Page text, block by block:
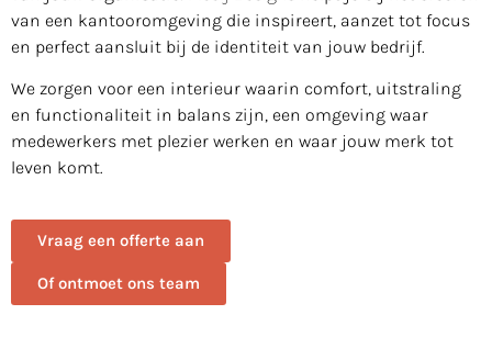
van een kantooromgeving die inspireert, aanzet tot focus
en perfect aansluit bij de identiteit van jouw bedrijf.
We zorgen voor een interieur waarin comfort, uitstraling
en functionaliteit in balans zijn, een omgeving waar
medewerkers met plezier werken en waar jouw merk tot
leven komt.
Vraag een offerte aan
Of ontmoet ons team